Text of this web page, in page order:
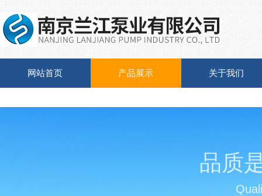
网站首页 产品展示 关于我们
品质